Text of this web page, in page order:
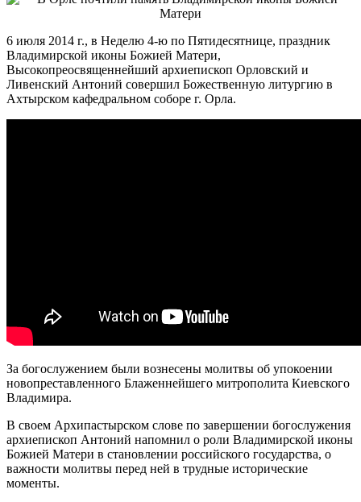
6 июля 2014 г., в Неделю 4-ю по Пятидесятнице, праздник
Владимирской иконы Божией Матери,
Высокопреосвященнейший архиепископ Орловский и
Ливенский Антоний совершил Божественную литургию в
Ахтырском кафедральном соборе г. Орла.
За богослужением были вознесены молитвы об упокоении
новопреставленного Блаженнейшего митрополита Киевского
Владимира.
В своем Архипастырском слове по завершении богослужения
архиепископ Антоний напомнил о роли Владимирской иконы
Божией Матери в становлении российского государства, о
важности молитвы перед ней в трудные исторические
моменты.